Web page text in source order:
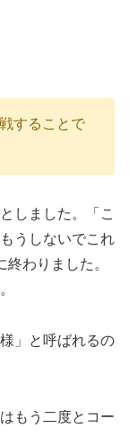
することで
しました。「こ
うしないでこれ
わりました。
」と呼ばれるの
もう二度とコー